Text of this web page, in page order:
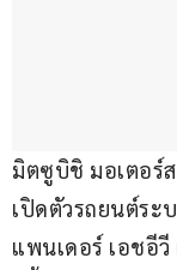
มิตซูบิชิ มอเตอร์
เปิดตัวรถยนต์ระ
แพนเดอร์ เอชอี